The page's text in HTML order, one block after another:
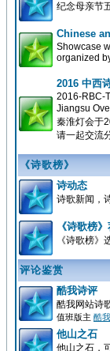
纪念母亲节
Chinese
Showcase
organized
2016 中西
2016-RBC-
Jiangsu
秦淮灯会于
请一起交流
《诗歌榜》
诗动态
诗歌新闻，
《诗歌榜
《诗歌榜》
评论鉴赏
酷我诗评
酷我网站诗
值班版主 酷
他山之石
他山之石，